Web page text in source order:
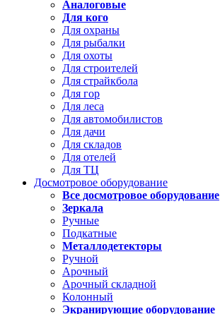
Аналоговые
Для кого
Для охраны
Для рыбалки
Для охоты
Для строителей
Для страйкбола
Для гор
Для леса
Для автомобилистов
Для дачи
Для складов
Для отелей
Для ТЦ
Досмотровое оборудование
Все досмотровое оборудование
Зеркала
Ручные
Подкатные
Металлодетекторы
Ручной
Арочный
Арочный складной
Колонный
Экранирующие оборудование